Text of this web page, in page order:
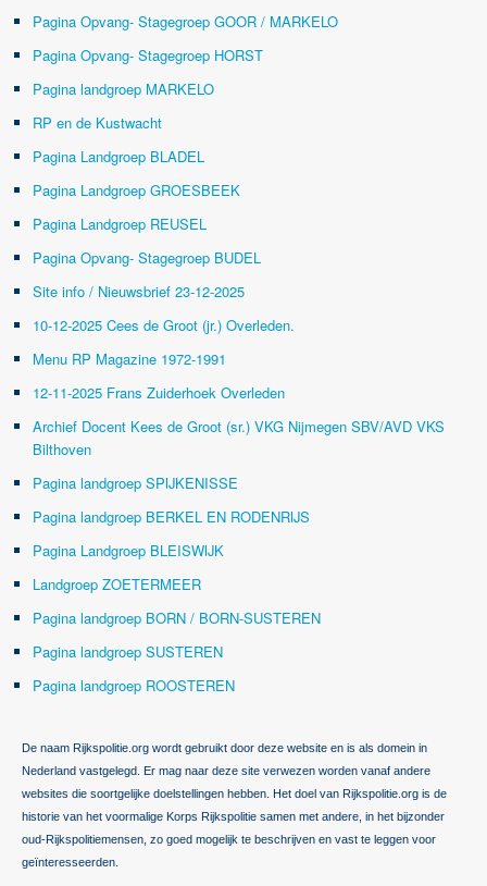
Pagina Opvang- Stagegroep GOOR / MARKELO
Pagina Opvang- Stagegroep HORST
Pagina landgroep MARKELO
RP en de Kustwacht
Pagina Landgroep BLADEL
Pagina Landgroep GROESBEEK
Pagina Landgroep REUSEL
Pagina Opvang- Stagegroep BUDEL
Site info / Nieuwsbrief 23-12-2025
10-12-2025 Cees de Groot (jr.) Overleden.
Menu RP Magazine 1972-1991
12-11-2025 Frans Zuiderhoek Overleden
Archief Docent Kees de Groot (sr.) VKG Nijmegen SBV/AVD VKS
Bilthoven
Pagina landgroep SPIJKENISSE
Pagina landgroep BERKEL EN RODENRIJS
Pagina Landgroep BLEISWIJK
Landgroep ZOETERMEER
Pagina landgroep BORN / BORN-SUSTEREN
Pagina landgroep SUSTEREN
Pagina landgroep ROOSTEREN
De naam Rijkspolitie.org wordt gebruikt door deze website en is als domein in
Nederland vastgelegd. Er mag naar deze site verwezen worden vanaf andere
websites die soortgelijke doelstellingen hebben. Het doel van Rijkspolitie.org is de
historie van het voormalige Korps Rijkspolitie samen met andere, in het bijzonder
oud-Rijkspolitiemensen, zo goed mogelijk te beschrijven en vast te leggen voor
geïnteresseerden.